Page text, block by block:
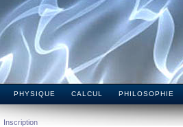
PHYSIQUE CALCUL PHILOSOPHIE
Inscription